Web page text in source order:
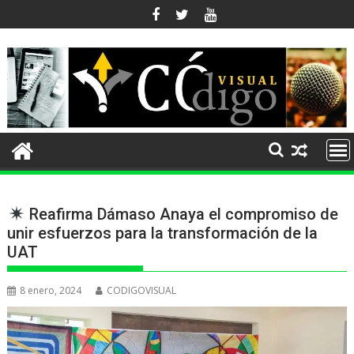
al
contenido
Reafirma Dámaso Anaya el compromiso de
unir esfuerzos para la transformación de la
UAT
8 enero, 2024 CODIGOVISUAL